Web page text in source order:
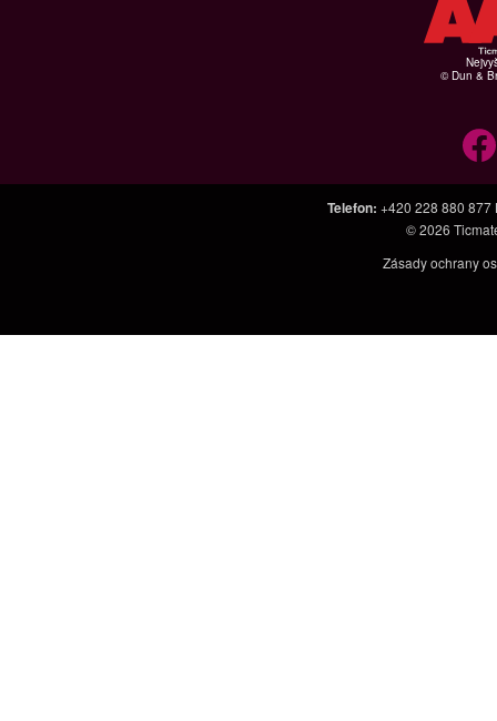
© Dun &
Telefon: +420 228 880 877
© 2026
Zásady ochrany